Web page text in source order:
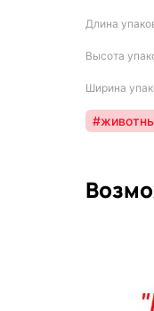
Длина
Высота
Ширина